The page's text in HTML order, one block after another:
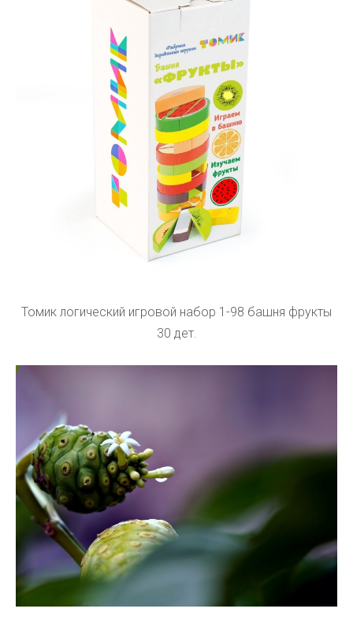
Томик логический игровой набор 1-98 башня фрукты
30 дет.